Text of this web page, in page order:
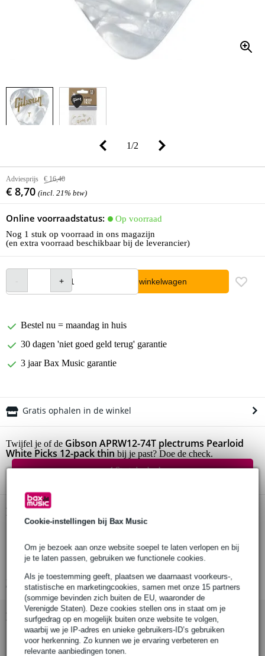
Cookie-instellingen bij Bax Music
Om je bezoek aan onze website soepel te laten verlopen en bij
je te laten passen, gebruiken we functionele cookies.
Als je toestemming geeft, plaatsen we daarnaast voorkeurs-,
statistische en marketingcookies, samen met onze 15 partners
(sommige bevinden zich buiten de EU, waaronder de
Verenigde Staten). Deze cookies stellen ons in staat om je
surfgedrag op en mogelijk buiten onze website te volgen,
waarbij we je IP-adres en unieke gebruikers-ID’s gebruiken
voor herkenning. Zo kunnen we je ervaring verbeteren en
relevante aanbiedingen tonen.
1/2
Adviesprijs € 16,40
€ 8,70 (incl. 21% btw)
Online voorraadstatus:
Op voorraad
Nog 1 stuk op voorraad in ons magazijn
(en extra voorraad beschikbaar bij de leverancier)
In winkelwagen
Bestel nu = maandag in huis
30 dagen 'niet goed geld terug' garantie
3 jaar Bax Music garantie
Gratis ophalen in de winkel
Twijfel je of de Gibson APRW12-74T plectrums Pearloid
White Picks 12-pack thin bij je past? Doe de check.
Start de check
Productinformatie
serie: Pearloid White Picks
materiaal: celluloid
Bekijk alle productspecificaties
Bekijk ook eens (2)